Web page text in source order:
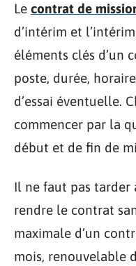
Le contrat de
d’intérim et
éléments clés d’un
poste, durée,
d’essai éventuelle.
commencer par la
début et de fin de
Il ne faut pas tarder
rendre le contrat
maximale d’un
mois, renouvelable